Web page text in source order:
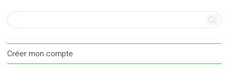
Créer mon compte